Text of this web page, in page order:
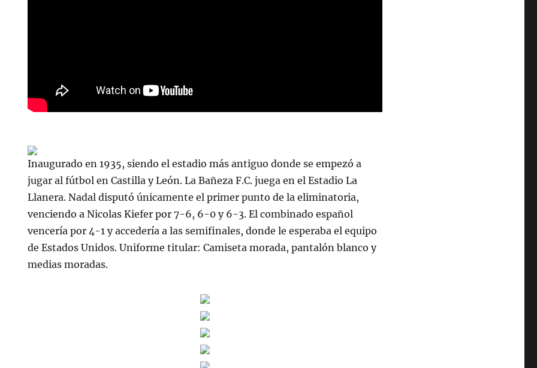
Inaugurado en 1935, siendo el estadio más antiguo donde se empezó a
jugar al fútbol en Castilla y León. La Bañeza F.C. juega en el Estadio La
Llanera. Nadal disputó únicamente el primer punto de la eliminatoria,
venciendo a Nicolas Kiefer por 7-6, 6-0 y 6-3. El combinado español
vencería por 4-1 y accedería a las semifinales, donde le esperaba el equipo
de Estados Unidos. Uniforme titular: Camiseta morada, pantalón blanco y
medias moradas.